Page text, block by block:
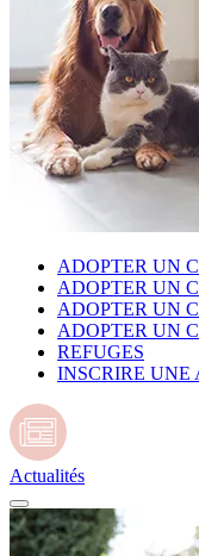
ADOPTER UN
ADOPTER UN
ADOPTER UN
ADOPTER UN
REFUGES
INSCRIRE UNE
Actualités